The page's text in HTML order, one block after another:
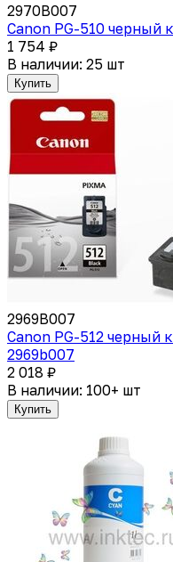
2970B007
Canon PG-510 черный
1 754 ₽
В наличии: 25 шт
Купить
2969B007
Canon PG-512 черный
2969b007
2 018 ₽
В наличии: 100+ шт
Купить